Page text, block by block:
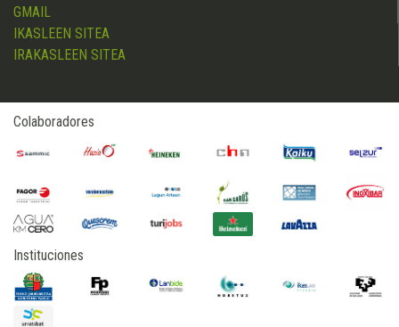
GMAIL
IKASLEEN SITEA
IRAKASLEEN SITEA
Colaboradores
Instituciones